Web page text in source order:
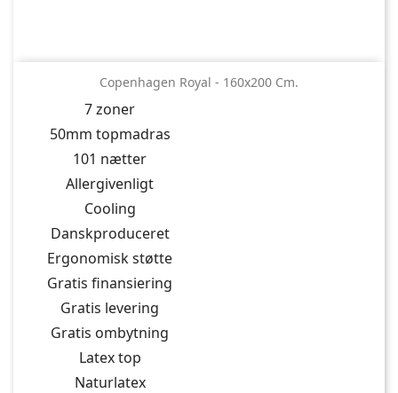
Copenhagen Royal - 160x200 Cm.
7 zoner
50mm topmadras
101 nætter
Allergivenligt
Cooling
Danskproduceret
Ergonomisk støtte
Gratis finansiering
Gratis levering
Gratis ombytning
Latex top
Naturlatex